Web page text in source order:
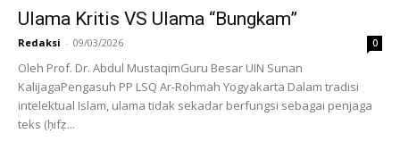
Ulama Kritis VS Ulama “Bungkam”
Redaksi - 09/03/2026 0
Oleh Prof. Dr. Abdul MustaqimGuru Besar UIN Sunan
KalijagaPengasuh PP LSQ Ar-Rohmah Yogyakarta Dalam tradisi
intelektual Islam, ulama tidak sekadar berfungsi sebagai penjaga
teks (ḥifẓ...